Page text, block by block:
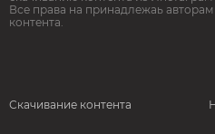
Все права на принадлежаь авторам
контента.
Скачивание контента